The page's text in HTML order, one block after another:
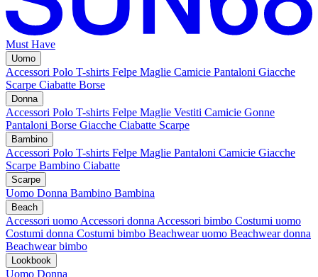
Must Have
Uomo
Accessori Polo T-shirts Felpe Maglie Camicie Pantaloni Giacche
Scarpe Ciabatte Borse
Donna
Accessori Polo T-shirts Felpe Maglie Vestiti Camicie Gonne
Pantaloni Borse Giacche Ciabatte Scarpe
Bambino
Accessori Polo T-shirts Felpe Maglie Pantaloni Camicie Giacche
Scarpe Bambino Ciabatte
Scarpe
Uomo Donna Bambino Bambina
Beach
Accessori uomo Accessori donna Accessori bimbo Costumi uomo
Costumi donna Costumi bimbo Beachwear uomo Beachwear donna
Beachwear bimbo
Lookbook
Uomo Donna